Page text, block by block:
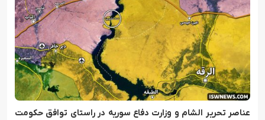
عناصر تحریر الشام و وزارت دفاع سوریه در راستای توافق حکومت